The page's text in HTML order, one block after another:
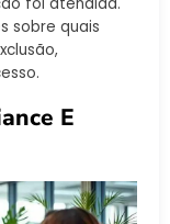
sobre quais
E